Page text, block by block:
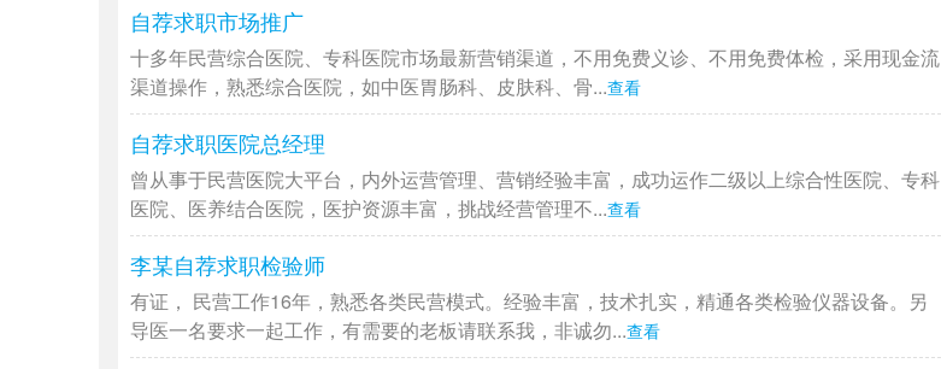
自荐求职市场推广
十多年民营综合医院、专科医院市场最新营销渠道，不用免费义诊、不用免费体检，采用现金流
渠道操作，熟悉综合医院，如中医胃肠科、皮肤科、骨...查看
自荐求职医院总经理
曾从事于民营医院大平台，内外运营管理、营销经验丰富，成功运作二级以上综合性医院、专科
医院、医养结合医院，医护资源丰富，挑战经营管理不...查看
李某自荐求职检验师
有证， 民营工作16年，熟悉各类民营模式。经验丰富，技术扎实，精通各类检验仪器设备。另
导医一名要求一起工作，有需要的老板请联系我，非诚勿...查看